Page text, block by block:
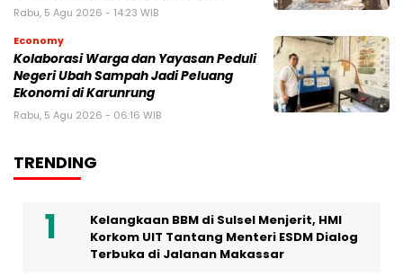
Rabu, 5 Agu 2026 - 14:23 WIB
Economy
Kolaborasi Warga dan Yayasan Peduli
Negeri Ubah Sampah Jadi Peluang
Ekonomi di Karunrung
Rabu, 5 Agu 2026 - 06:16 WIB
TRENDING
Kelangkaan BBM di Sulsel Menjerit, HMI
Korkom UIT Tantang Menteri ESDM Dialog
Terbuka di Jalanan Makassar